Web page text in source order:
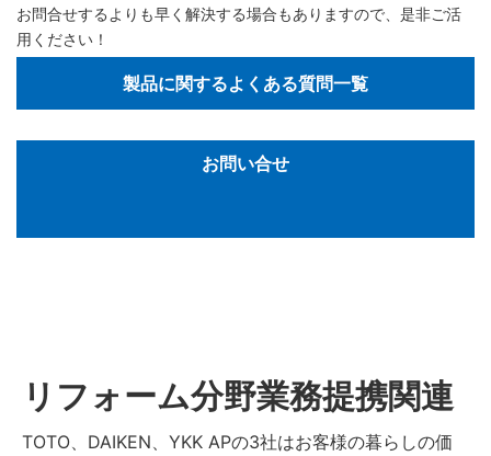
お問合せするよりも早く解決する場合もありますので、是非ご活
用ください！
製品に関するよくある質問一覧
お問い合せ
リフォーム分野業務提携関連
TOTO、DAIKEN、YKK APの3社はお客様の暮らしの価